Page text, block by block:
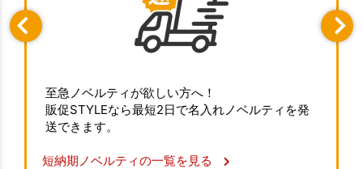
至急ノベルティが欲しい方へ！
販促STYLEなら最短2日で名入れノベルティを発
送できます。
短納期ノベルティの一覧を見る